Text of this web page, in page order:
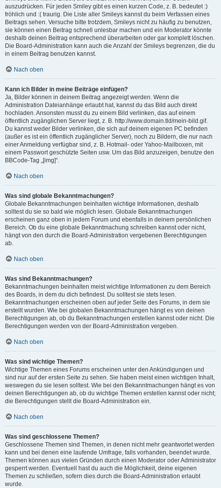
auszudrücken. Für jeden Smiley gibt es einen kurzen Code, z. B. bedeutet :)
fröhlich und :( traurig. Die Liste aller Smileys kannst du beim Verfassen eines
Beitrags sehen. Versuche bitte trotzdem, Smileys nicht zu häufig zu benutzen,
sie können einen Beitrag schnell unlesbar machen und ein Moderator könnte
deshalb deinen Beitrag entsprechend überarbeiten oder gar komplett löschen.
Die Board-Administration kann auch die Anzahl der Smileys begrenzen, die du
in einem Beitrag benutzen kannst.
Nach oben
Kann ich Bilder in meine Beiträge einfügen?
Ja, Bilder können in deinem Beitrag angezeigt werden. Wenn die
Administration Dateianhänge erlaubt hat, kannst du das Bild auch direkt
hochladen. Ansonsten musst du zu einem Bild verlinken, das auf einem
öffentlich zugänglichen Server liegt, z. B. http://www.domain.tld/mein-bild.gif.
Du kannst weder Bilder verlinken, die sich auf deinem eigenen PC befinden
(außer es ist ein öffentlich zugänglicher Server), noch zu Bildern, die nur nach
einer Anmeldung verfügbar sind, z. B. Hotmail- oder Yahoo-Mailboxen, mit
einem Passwort geschützte Seiten usw. Um das Bild anzuzeigen, benutze den
BBCode-Tag „[img]“.
Nach oben
Was sind globale Bekanntmachungen?
Globale Bekanntmachungen beinhalten wichtige Informationen, deshalb
solltest du sie so bald wie möglich lesen. Globale Bekanntmachungen
erscheinen ganz oben in jedem Forum und ebenfalls in deinem persönlichen
Bereich. Ob du eine globale Bekanntmachung schreiben kannst oder nicht,
hängt von den durch die Board-Administration vergebenen Berechtigungen
ab.
Nach oben
Was sind Bekanntmachungen?
Bekanntmachungen beinhalten meist wichtige Informationen zu dem Bereich
des Boards, in dem du dich befindest. Du solltest sie stets lesen.
Bekanntmachungen erscheinen oben auf jeder Seite des Forums, in dem sie
erstellt wurden. Wie bei globalen Bekanntmachungen hängt es von deinen
Berechtigungen ab, ob du Bekanntmachungen erstellen kannst oder nicht. Die
Berechtigungen werden von der Board-Administration vergeben.
Nach oben
Was sind wichtige Themen?
Wichtige Themen eines Forums erscheinen unter den Ankündigungen und
sind nur auf der ersten Seite zu sehen. Sie haben meist einen wichtigen Inhalt,
weswegen du sie lesen solltest. Wie bei den Bekanntmachungen hängt es von
deinen Berechtigungen ab, ob du wichtige Themen erstellen kannst oder nicht;
die Berechtigungen stellt die Board-Administration ein.
Nach oben
Was sind geschlossene Themen?
Geschlossene Themen sind Themen, in denen nicht mehr geantwortet werden
kann und bei denen eine laufende Umfrage, falls vorhanden, beendet wurde.
Themen können aus vielen Gründen durch einen Moderator oder Administrator
gesperrt werden. Eventuell hast du auch die Möglichkeit, deine eigenen
Themen zu schließen, sofern dies durch die Board-Administration erlaubt
wurde.